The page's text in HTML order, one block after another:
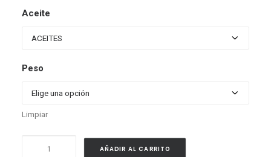
Aceite
Peso
Limpiar
AÑADIR AL CARRITO